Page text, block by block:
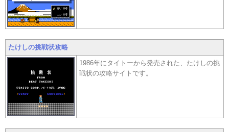
たけしの挑戦状攻略
1986年にタイトーから発売された、たけしの挑
戦状の攻略サイトです。